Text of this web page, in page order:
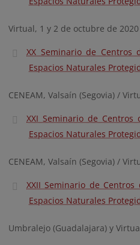
Virtual, 1 y 2 de octubre de 2020
XX Seminario de Centros
Espacios Naturales
CENEAM, Valsaín (Segovia) /
XXI Seminario de
Espacios Naturales
CENEAM, Valsaín (Segovia) /
XXII Seminario de
Espacios Naturales
Umbralejo (Guadalajara) y